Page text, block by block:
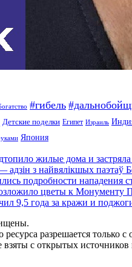
#гибель
Детские поделки Египет Израиль
Япония
жилые дома и застряла
з найвялікшых паэтаў
подробности нападения
цветы к Монументу
9,5 года за кражи и
разрешается только
с открытых